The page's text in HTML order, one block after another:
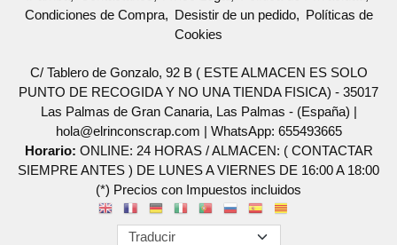
Condiciones de Compra
Desistir de un pedido
Políticas de
Cookies
C/ Tablero de Gonzalo, 92 B ( ESTE ALMACEN ES SOLO
PUNTO DE RECOGIDA Y NO UNA TIENDA FISICA) - 35017
Las Palmas de Gran Canaria, Las Palmas - (España) |
hola@elrinconscrap.com | WhatsApp: 655493665
Horario: ONLINE: 24 HORAS / ALMACEN: ( CONTACTAR
SIEMPRE ANTES ) DE LUNES A VIERNES DE 16:00 A 18:00
(*) Precios con Impuestos incluidos